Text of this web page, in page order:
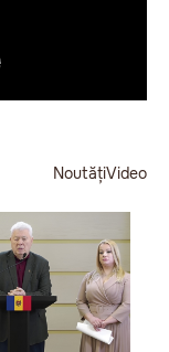
NoutățiVideo